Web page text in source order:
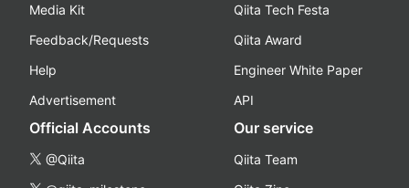
Media Kit
Feedback/Requests
Help
Advertisement
Qiita Tech Festa
Qiita Award
Engineer White Paper
API
Official Accounts
@Qiita
Our service
Qiita Team